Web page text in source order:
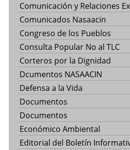
Comunicación y Relaciones
Comunicados Nasaacin
Congreso de los Pueblos
Consulta Popular No al TLC
Corteros por la Dignidad
Dcumentos NASAACIN
Defensa a la Vida
Documentos
Documentos
Económico Ambiental
Editorial del Boletín